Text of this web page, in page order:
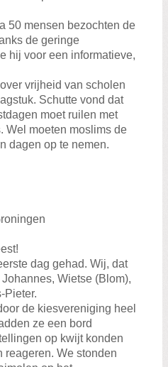
50 mensen bezochten de
de geringe
hij voor een informatieve,
vrijheid van scholen
Schutte vond dat
moet ruilen met
Wel moeten moslims de
dagen op te nemen.
dag gehad. Wij, dat
Wietse (Blom),
Pieter.
de kiesvereniging heel
ze een bord
op kwijt konden
reageren. We stonden